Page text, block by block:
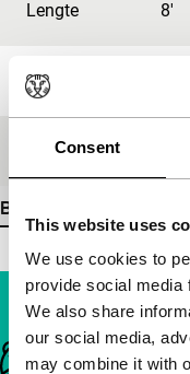
Consent
This website uses
We use cookies to
provide social media
We also share
our social media,
may combine it with
Lengte 8'
Medium/Formaat
Première status
Bekijk meer details
Belangrijke links